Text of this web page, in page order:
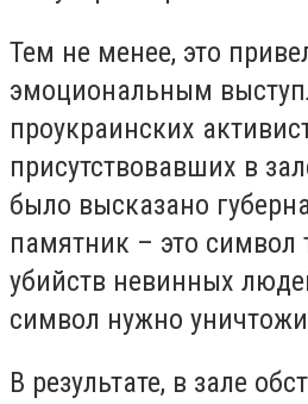
Тем не менее, это
эмоциональным
проукраинских
присутствовавших в
было высказано
памятник – это символ
убийств невинных
символ нужно
В результате, в зале